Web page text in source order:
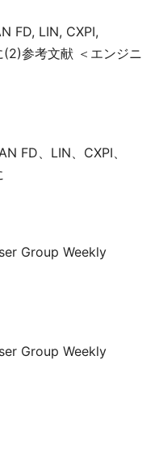
FD, LIN, CXPI,
参考文献 ＜エンジニ
FD、LIN、CXPI、
Group Weekly
Group Weekly